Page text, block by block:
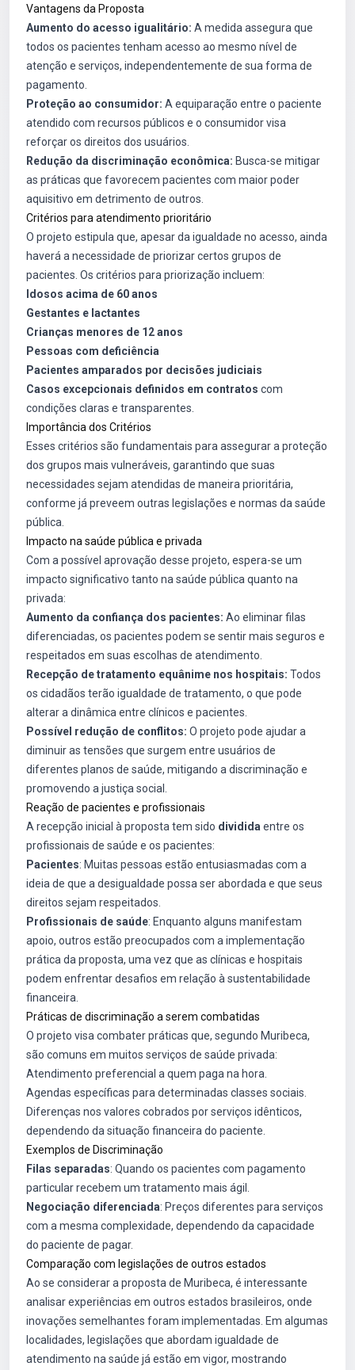
Vantagens da Proposta
Aumento do acesso igualitário: A medida assegura que
todos os pacientes tenham acesso ao mesmo nível de
atenção e serviços, independentemente de sua forma de
pagamento.
Proteção ao consumidor: A equiparação entre o paciente
atendido com recursos públicos e o consumidor visa
reforçar os direitos dos usuários.
Redução da discriminação econômica: Busca-se mitigar
as práticas que favorecem pacientes com maior poder
aquisitivo em detrimento de outros.
Critérios para atendimento prioritário
O projeto estipula que, apesar da igualdade no acesso, ainda
haverá a necessidade de priorizar certos grupos de
pacientes. Os critérios para priorização incluem:
Idosos acima de 60 anos
Gestantes e lactantes
Crianças menores de 12 anos
Pessoas com deficiência
Pacientes amparados por decisões judiciais
Casos excepcionais definidos em contratos com
condições claras e transparentes.
Importância dos Critérios
Esses critérios são fundamentais para assegurar a proteção
dos grupos mais vulneráveis, garantindo que suas
necessidades sejam atendidas de maneira prioritária,
conforme já preveem outras legislações e normas da saúde
pública.
Impacto na saúde pública e privada
Com a possível aprovação desse projeto, espera-se um
impacto significativo tanto na saúde pública quanto na
privada:
Aumento da confiança dos pacientes: Ao eliminar filas
diferenciadas, os pacientes podem se sentir mais seguros e
respeitados em suas escolhas de atendimento.
Recepção de tratamento equânime nos hospitais: Todos
os cidadãos terão igualdade de tratamento, o que pode
alterar a dinâmica entre clínicos e pacientes.
Possível redução de conflitos: O projeto pode ajudar a
diminuir as tensões que surgem entre usuários de
diferentes planos de saúde, mitigando a discriminação e
promovendo a justiça social.
Reação de pacientes e profissionais
A recepção inicial à proposta tem sido dividida entre os
profissionais de saúde e os pacientes:
Pacientes: Muitas pessoas estão entusiasmadas com a
ideia de que a desigualdade possa ser abordada e que seus
direitos sejam respeitados.
Profissionais de saúde: Enquanto alguns manifestam
apoio, outros estão preocupados com a implementação
prática da proposta, uma vez que as clínicas e hospitais
podem enfrentar desafios em relação à sustentabilidade
financeira.
Práticas de discriminação a serem combatidas
O projeto visa combater práticas que, segundo Muribeca,
são comuns em muitos serviços de saúde privada:
Atendimento preferencial a quem paga na hora.
Agendas específicas para determinadas classes sociais.
Diferenças nos valores cobrados por serviços idênticos,
dependendo da situação financeira do paciente.
Exemplos de Discriminação
Filas separadas: Quando os pacientes com pagamento
particular recebem um tratamento mais ágil.
Negociação diferenciada: Preços diferentes para serviços
com a mesma complexidade, dependendo da capacidade
do paciente de pagar.
Comparação com legislações de outros estados
Ao se considerar a proposta de Muribeca, é interessante
analisar experiências em outros estados brasileiros, onde
inovações semelhantes foram implementadas. Em algumas
localidades, legislações que abordam igualdade de
atendimento na saúde já estão em vigor, mostrando